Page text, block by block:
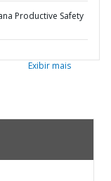
Productive Safety
Exibir mais